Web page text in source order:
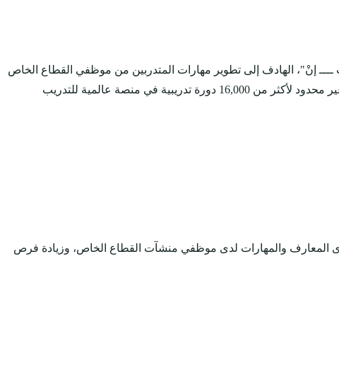
ــــ إنْ"، الهادف إلى تطوير مهارات المتدربين من موظفي القطاع الخاص
والباحثين عن عمل في مجالات مهارية ومعرفية مختلفة، تتوافق مع متطلبات وتوجهات سوق العمل السعودي، من خلال منحهم تدريب غير محدود لأكثر من 16,000 دورة تدريبية في منصة عالمية للتدريب
المعارف والمهارات لدى موظفي منشآت القطاع الخاص، وزيادة فرص